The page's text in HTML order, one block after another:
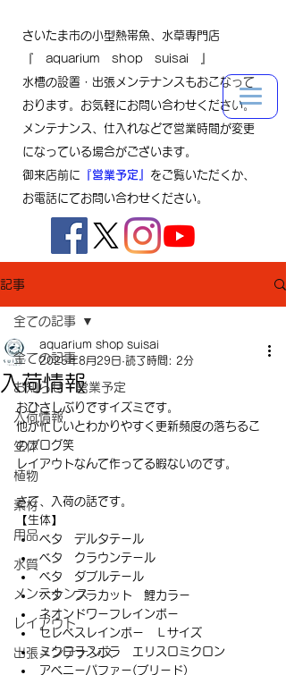
さいたま市の小型熱帯魚、水草専門店
『 aquarium shop suisai 』
水槽の設置・出張メンテナンスもおこなって
おります。お気軽にお問い合わせください。
メンテナンス、仕入れなどで営業時間が変更
になっている場合がございます。
御来店前に 『営業予定』 をご覧いただくか、
お電話にてお問い合わせください。
記事
全ての記事
お知らせ・営業予定
入荷情報
生体
植物
素材
用品
水質
メンテナンス
レイアウト
出張メンテナンス
全ての記事
入荷情報
aquarium shop suisai
2025年8月29日 読了時間: 2分
おひさしぶりですイズミです。
他が忙しいとわかりやすく更新頻度の落ちるこ
のブログ笑
レイアウトなんて作ってる暇ないのです。
さて、入荷の話です。
【生体】
ベタ　デルタテール
ベタ　クラウンテール
ベタ　ダブルテール
ベタ　プラカット　鯉カラー
ネオンドワーフレインボー
セレベスレインボー　Ｌサイズ
ミクロラスボラ　エリスロミクロン
アベニーパファー(ブリード)